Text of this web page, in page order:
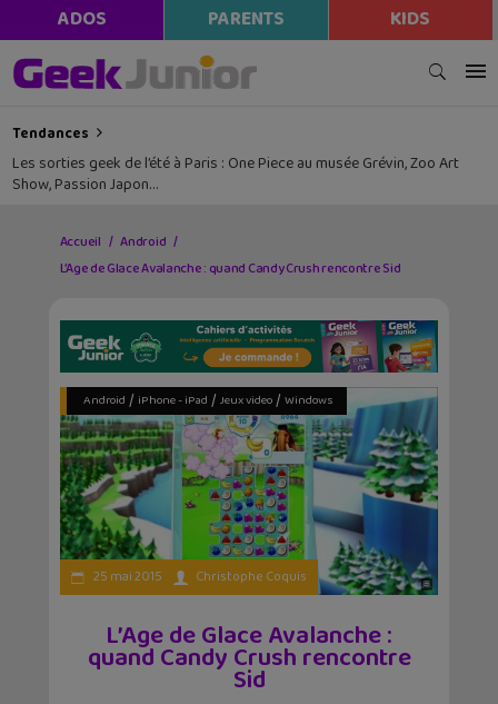
ADOS PARENTS KIDS
Tendances
Les sorties geek de l’été à Paris : One Piece au musée Grévin, Zoo Art
Show, Passion Japon…
Accueil
Android
L’Age de Glace Avalanche : quand Candy Crush rencontre Sid
Android / iPhone - iPad / Jeux video/ Windows
25 mai 2015 Christophe Coquis
L’Age de Glace Avalanche :
quand Candy Crush rencontre
Sid